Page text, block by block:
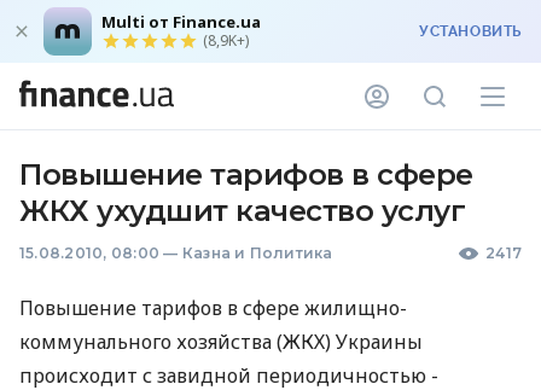
Multi от Finance.ua
(8,9K+) УСТАНОВИТЬ
Повышение тарифов в сфере
ЖКХ ухудшит качество услуг
15.08.2010, 08:00 — Казна и Политика 2417
Повышение тарифов в сфере жилищно-
коммунального хозяйства (ЖКХ) Украины
происходит с завидной периодичностью -